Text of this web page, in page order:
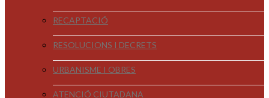
RECAPTACIÓ
RESOLUCIONS I DECRETS
URBANISME I OBRES
ATENCIÓ CIUTADANA